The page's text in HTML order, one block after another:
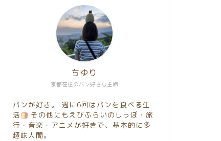
京都在住のパン好きな主婦
ちゆり
パンが好き。 週に6回はパンを食べる生
活
その他にもえびふらいのしっぽ・旅
行・音楽・アニメが好きで、基本的に多
趣味人間。